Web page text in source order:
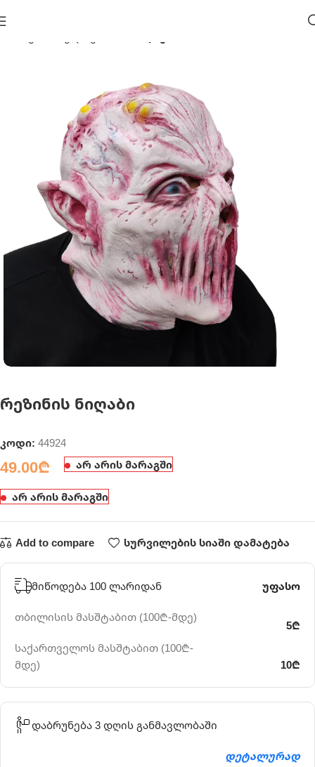
რეზინის ნიღაბი
კოდი: 44924
49.00₾ არ არის მარაგში
არ არის მარაგში
Add to compare სურვილების სიაში დამატება
მიწოდება 100 ლარიდან
თბილისის მასშტაბით (100₾-მდე)
საქართველოს მასშტაბით (100₾-
მდე)
უფასო
5₾
10₾
დაბრუნება 3 დღის განმავლობაში
დეტალურად